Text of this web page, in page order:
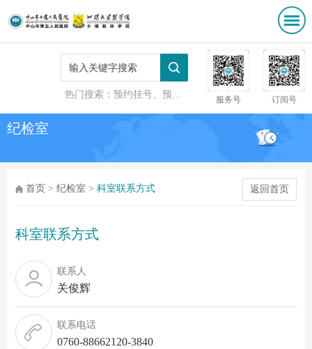
热门搜索：预约挂号、预防接种 服务号 订阅号
纪检室
返回首页
首页 >纪检室 >科室联系方式
科室联系方式
联系人
关俊辉
联系电话
0760-88662120-3840